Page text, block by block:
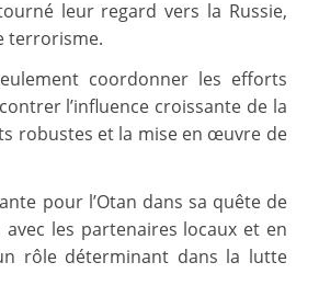
leur regard vers la Russie,
terrorisme.
coordonner les efforts
l’influence croissante de la
robustes et la mise en œuvre de
pour l’Otan dans sa quête de
les partenaires locaux et en
rôle déterminant dans la lutte